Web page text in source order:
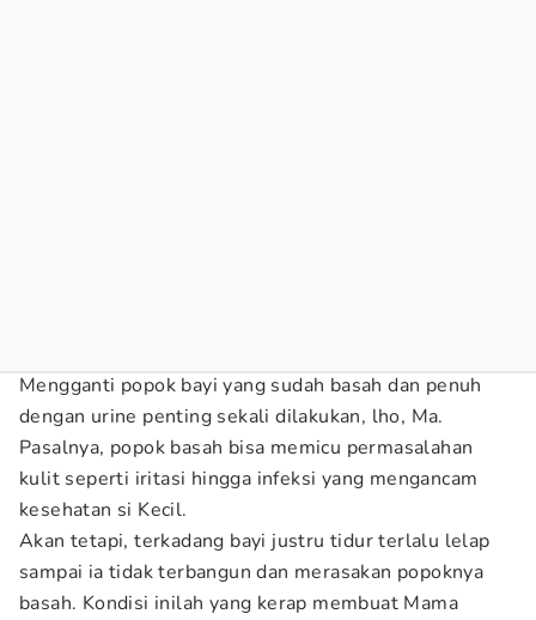
Mengganti popok bayi yang sudah basah dan penuh
dengan urine penting sekali dilakukan, lho, Ma.
Pasalnya, popok basah bisa memicu permasalahan
kulit seperti iritasi hingga infeksi yang mengancam
kesehatan si Kecil.
Akan tetapi, terkadang bayi justru tidur terlalu lelap
sampai ia tidak terbangun dan merasakan popoknya
basah. Kondisi inilah yang kerap membuat Mama